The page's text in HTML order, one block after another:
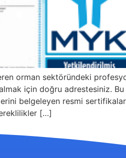
orman sektöründeki
için doğru adrestesiniz.
belgeleyen resmi
[…]